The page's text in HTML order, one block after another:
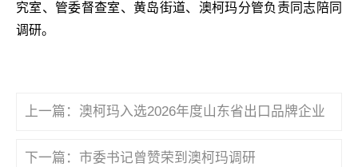
究室、管委督查室、黄岛街道、澳柯玛分管负责同志陪同
调研。
上一篇： 澳柯玛入选2026年度山东省出口品牌企业
下一篇： 市委书记曾赞荣到澳柯玛调研